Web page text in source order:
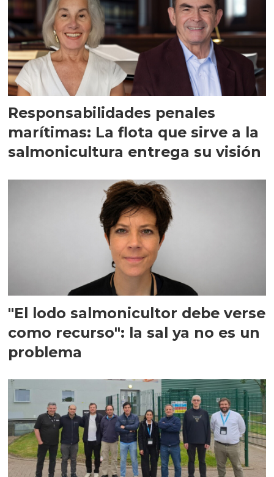
Responsabilidades penales
marítimas: La flota que sirve a la
salmonicultura entrega su visión
"El lodo salmonicultor debe verse
como recurso": la sal ya no es un
problema